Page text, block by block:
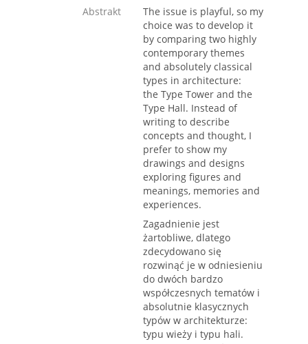
Abstrakt
The issue is playful, so my
choice was to develop it
by comparing two highly
contemporary themes
and absolutely classical
types in architecture:
the Type Tower and the
Type Hall. Instead of
writing to describe
concepts and thought, I
prefer to show my
drawings and designs
exploring figures and
meanings, memories and
experiences.
Zagadnienie jest
żartobliwe, dlatego
zdecydowano się
rozwinąć je w odniesieniu
do dwóch bardzo
współczesnych tematów i
absolutnie klasycznych
typów w architekturze:
typu wieży i typu hali.